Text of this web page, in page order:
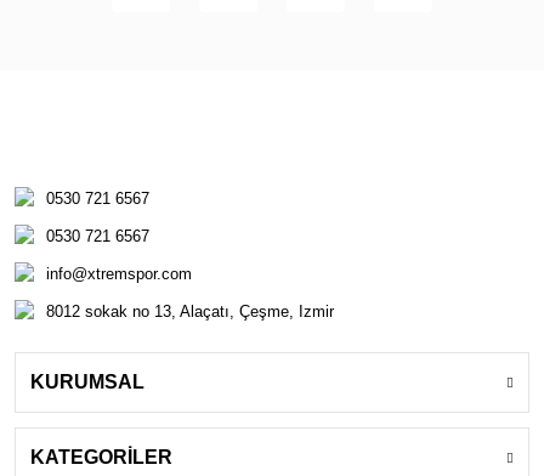
0530 721 6567
0530 721 6567
info@xtremspor.com
8012 sokak no 13, Alaçatı, Çeşme, Izmir
KURUMSAL
KATEGORİLER